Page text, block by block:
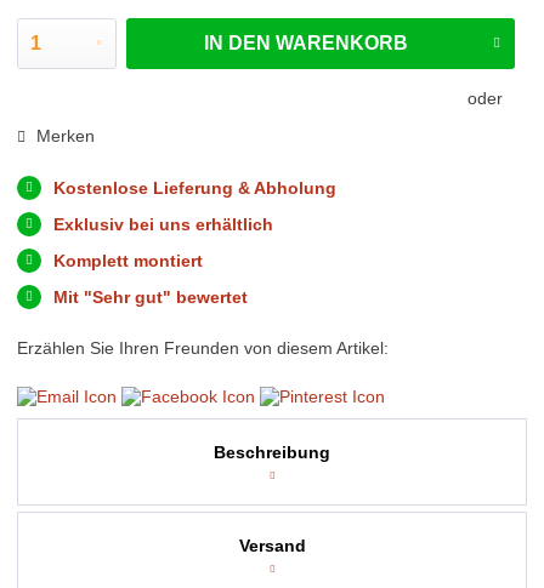
IN DEN WARENKORB
oder
Merken
Kostenlose Lieferung & Abholung
Exklusiv bei uns erhältlich
Komplett montiert
Mit "Sehr gut" bewertet
Erzählen Sie Ihren Freunden von diesem Artikel:
Beschreibung
Versand